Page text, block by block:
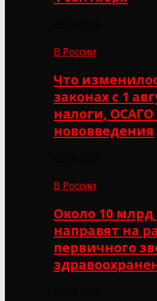
В России
Что
законах с 1
налоги,
нововведения
В России
Около 10 млрд
направят на
первичного